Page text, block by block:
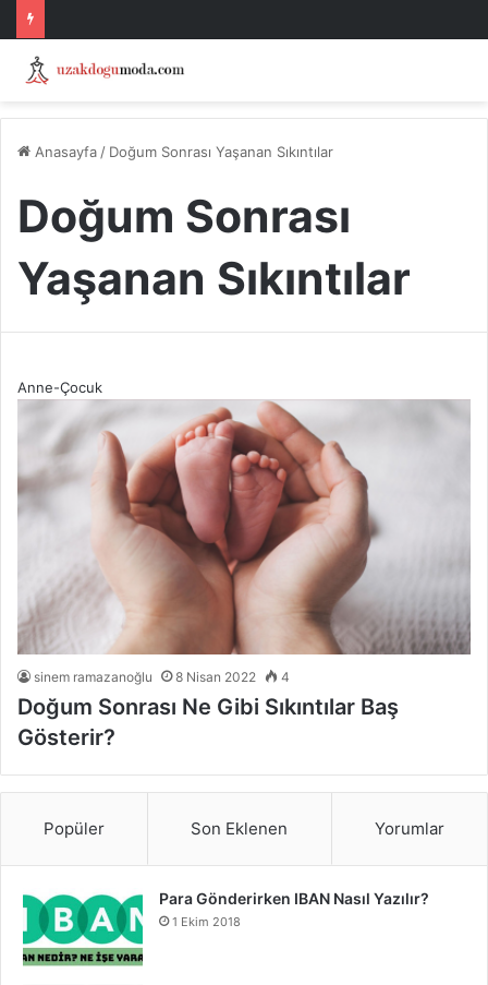
Anasayfa / Doğum Sonrası Yaşanan Sıkıntılar
Doğum Sonrası
Yaşanan Sıkıntılar
Anne-Çocuk
sinem ramazanoğlu 8 Nisan 2022 4
Doğum Sonrası Ne Gibi Sıkıntılar Baş
Gösterir?
Popüler Son Eklenen Yorumlar
Para Gönderirken IBAN Nasıl Yazılır?
1 Ekim 2018